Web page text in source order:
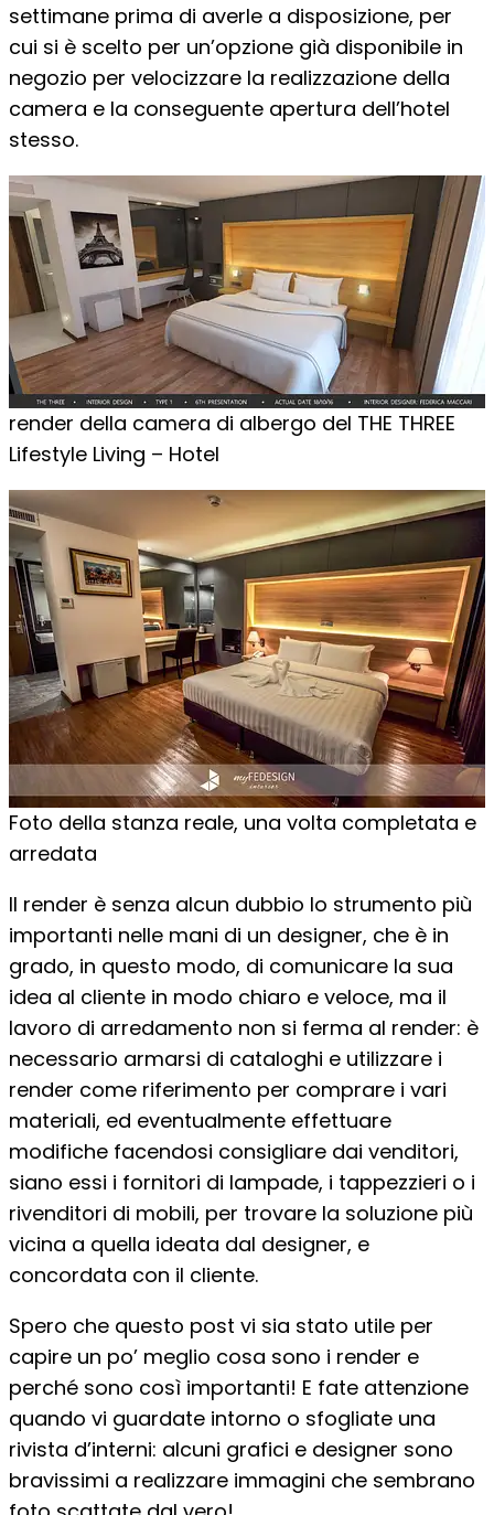
settimane prima di averle a disposizione, per
cui si è scelto per un’opzione già disponibile in
negozio per velocizzare la realizzazione della
camera e la conseguente apertura dell’hotel
stesso.
render della camera di albergo del THE THREE
Lifestyle Living – Hotel
Foto della stanza reale, una volta completata e
arredata
Il render è senza alcun dubbio lo strumento più
importanti nelle mani di un designer, che è in
grado, in questo modo, di comunicare la sua
idea al cliente in modo chiaro e veloce, ma il
lavoro di arredamento non si ferma al render: è
necessario armarsi di cataloghi e utilizzare i
render come riferimento per comprare i vari
materiali, ed eventualmente effettuare
modifiche facendosi consigliare dai venditori,
siano essi i fornitori di lampade, i tappezzieri o i
rivenditori di mobili, per trovare la soluzione più
vicina a quella ideata dal designer, e
concordata con il cliente.
Spero che questo post vi sia stato utile per
capire un po’ meglio cosa sono i render e
perché sono così importanti! E fate attenzione
quando vi guardate intorno o sfogliate una
rivista d’interni: alcuni grafici e designer sono
bravissimi a realizzare immagini che sembrano